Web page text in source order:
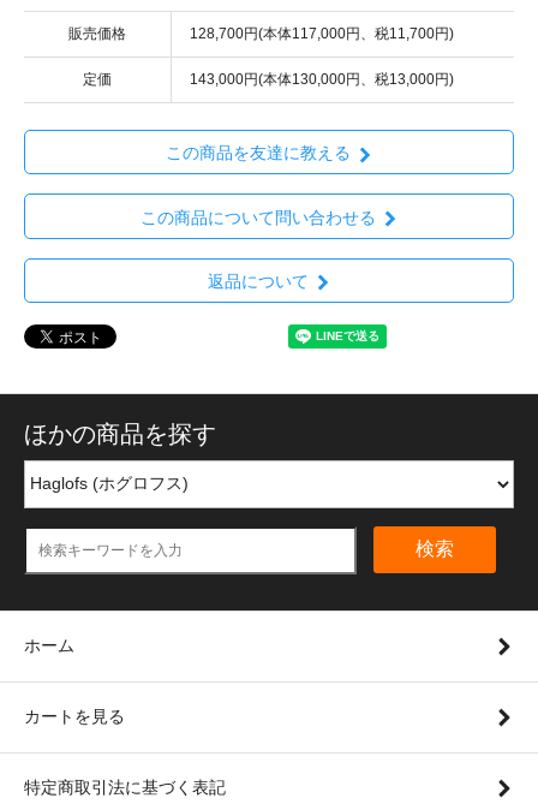
販売価格 128,700円(本体117,000円、税11,700円)
定価 143,000円(本体130,000円、税13,000円)
この商品を友達に教える
この商品について問い合わせる
返品について
ほかの商品を探す
検索
ホーム
カートを見る
特定商取引法に基づく表記